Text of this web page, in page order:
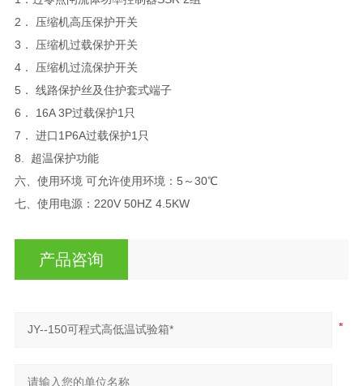
2． 压缩机高压保护开关
3． 压缩机过载保护开关
4． 压缩机过流保护开关
5． 线路保护丝及住护套式端子
6． 16A 3P过载保护1只
7． 进口1P6A过载保护1只
8. 超温保护功能
六、使用环境 可允许使用环境：5～30℃
七、使用电源：220V 50HZ 4.5KW
产品咨询